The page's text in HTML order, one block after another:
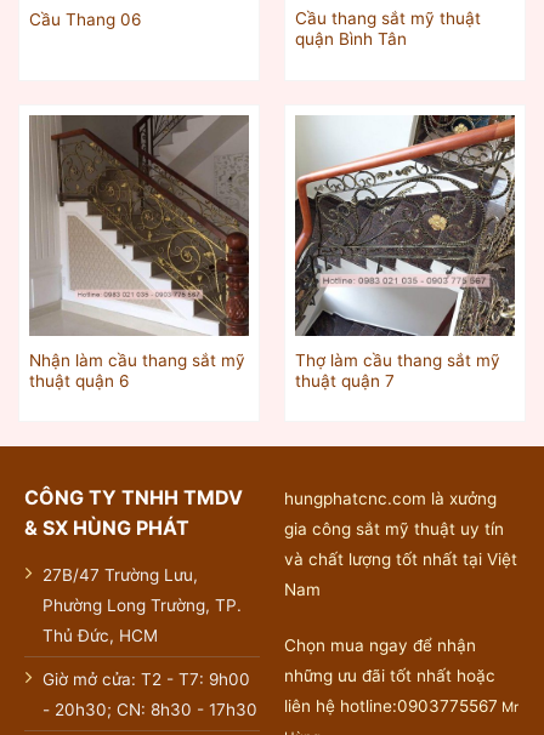
Cầu Thang 06
Cầu thang sắt mỹ thuật
quận Bình Tân
Nhận làm cầu thang sắt mỹ
thuật quận 6
Thợ làm cầu thang sắt mỹ
thuật quận 7
CÔNG TY TNHH TMDV
& SX HÙNG PHÁT
27B/47 Trường Lưu,
Phường Long Trường, TP.
Thủ Đức, HCM
Giờ mở cửa: T2 - T7: 9h00
- 20h30; CN: 8h30 - 17h30
hungphatcnc.com là xưởng
gia công sắt mỹ thuật uy tín
và chất lượng tốt nhất tại Việt
Nam
Chọn mua ngay để nhận
những ưu đãi tốt nhất hoặc
liên hệ hotline:0903775567 Mr